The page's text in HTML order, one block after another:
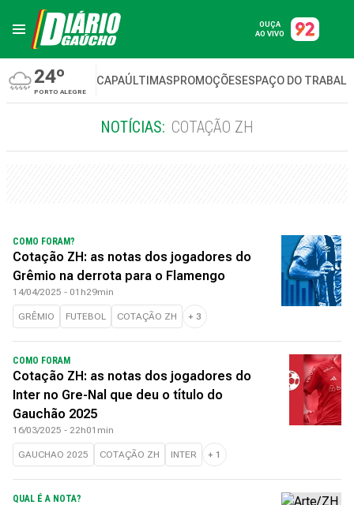
OUÇA
AO VIVO
24º
PORTO ALEGRE
CAPAÚLTIMASPROMOÇÕESESPAÇO DO
NOTÍCIAS: COTAÇÃO ZH
COMO FORAM?
Cotação ZH: as notas dos jogadores do
Grêmio na derrota para o Flamengo
14/04/2025 - 01h29min
GRÊMIO FUTEBOL COTAÇÃO ZH + 3
COMO FORAM
Cotação ZH: as notas dos jogadores do
Inter no Gre-Nal que deu o título do
Gauchão 2025
16/03/2025 - 22h01min
GAUCHAO 2025 COTAÇÃO ZH INTER + 1
QUAL É A NOTA?